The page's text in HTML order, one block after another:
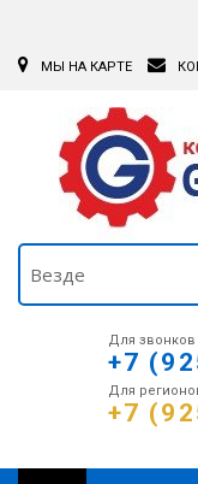
МЫ НА КАРТЕ
Для
+7
Для
+7